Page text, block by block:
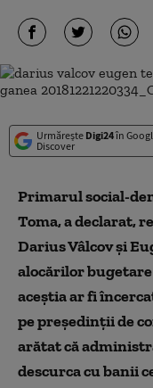
Urmărește Digi24în
Discover
Primarul social-
Toma, a declarat,
Darius Vâlcov și
alocărilor
aceștia ar fi
pe președinții de
arătat că
descurca cu banii